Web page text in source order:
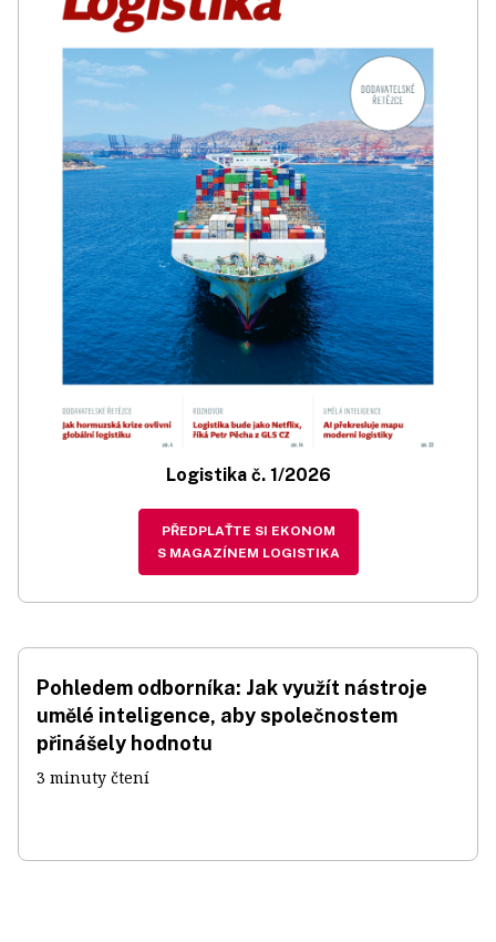
Logistika č. 1/2026
PŘEDPLAŤTE SI EKONOM
S MAGAZÍNEM LOGISTIKA
Pohledem odborníka: Jak využít nástroje
umělé inteligence, aby společnostem
přinášely hodnotu
3 minuty čtení